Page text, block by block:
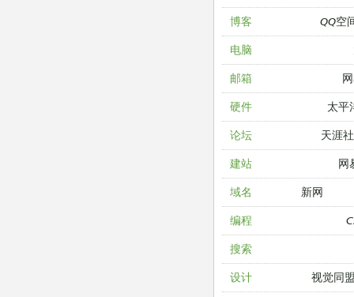
博客 QQ空
电脑
邮箱
硬件 太平
论坛 天涯
建站 网
域名 新网
编程
搜索
设计 视觉同